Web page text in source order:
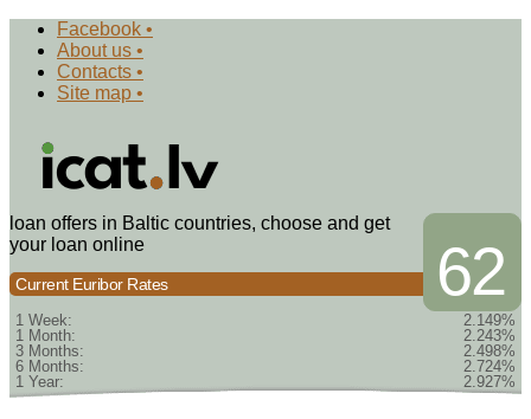
Facebook •
About us •
Contacts •
Site map •
62
loan offers in Baltic countries, choose and get
your loan online
Current Euribor Rates
1 Week:
2.149%
1 Month:
2.243%
3 Months:
2.498%
6 Months:
2.724%
1 Year:
2.927%